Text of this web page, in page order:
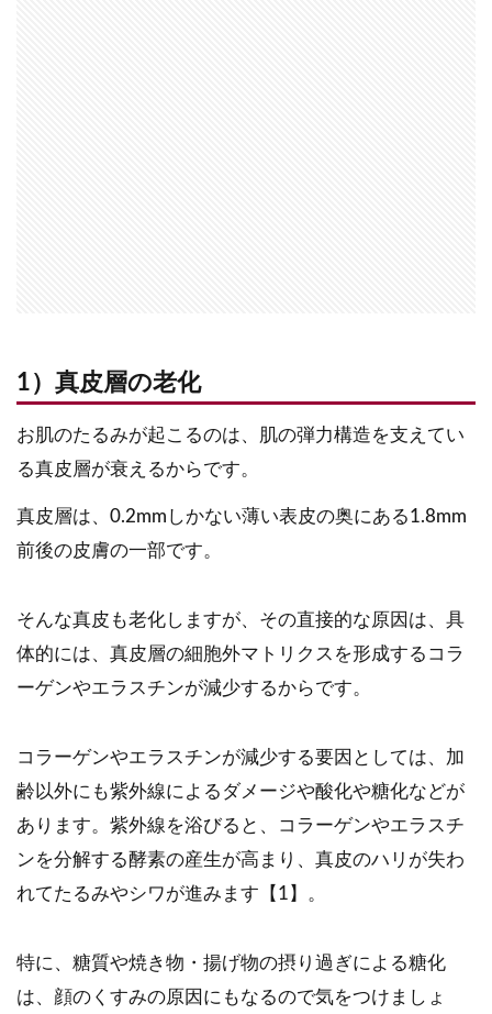
1）真皮層の老化
お肌のたるみが起こるのは、肌の弾力構造を支えてい
る真皮層が衰えるからです。
真皮層は、0.2mmしかない薄い表皮の奥にある1.8mm
前後の皮膚の一部です。
そんな真皮も老化しますが、その直接的な原因は、具
体的には、真皮層の細胞外マトリクスを形成するコラ
ーゲンやエラスチンが減少するからです。
コラーゲンやエラスチンが減少する要因としては、加
齢以外にも紫外線によるダメージや酸化や糖化などが
あります。紫外線を浴びると、コラーゲンやエラスチ
ンを分解する酵素の産生が高まり、真皮のハリが失わ
れてたるみやシワが進みます【1】。
特に、糖質や焼き物・揚げ物の摂り過ぎによる糖化
は、顔のくすみの原因にもなるので気をつけましょ